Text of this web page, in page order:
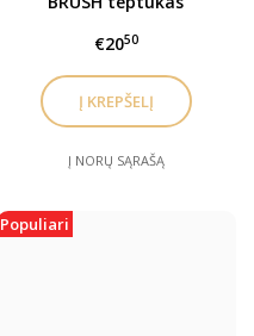
skaistalams
€2050
Į NORŲ SĄRAŠĄ
Populiari